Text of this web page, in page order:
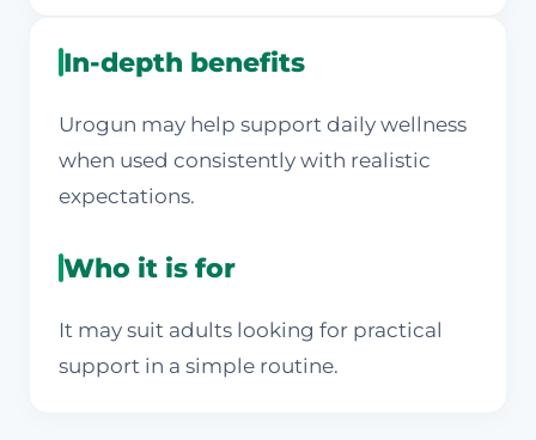
In-depth benefits
Urogun may help support daily wellness
when used consistently with realistic
expectations.
Who it is for
It may suit adults looking for practical
support in a simple routine.